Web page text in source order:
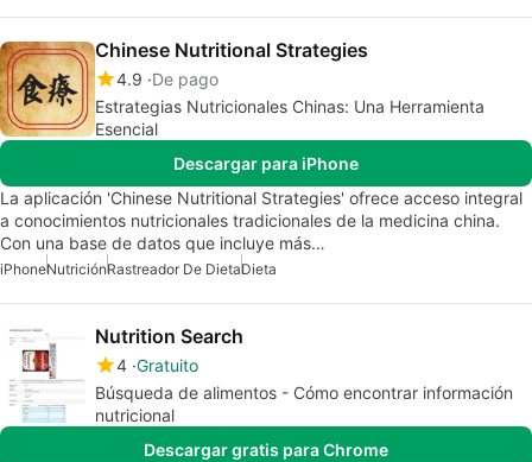
Chinese Nutritional Strategies
4.9 De pago
Estrategias Nutricionales Chinas: Una Herramienta
Esencial
Descargar para iPhone
La aplicación 'Chinese Nutritional Strategies' ofrece acceso integral
a conocimientos nutricionales tradicionales de la medicina china.
Con una base de datos que incluye más…
iPhoneNutriciónRastreador De DietaDieta
Nutrition Search
4 Gratuito
Búsqueda de alimentos - Cómo encontrar información
nutricional
Descargar gratis para Chrome